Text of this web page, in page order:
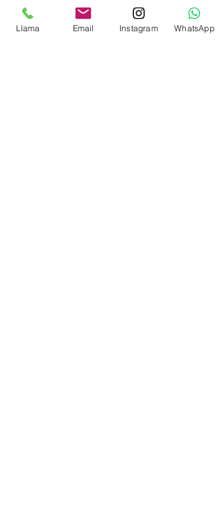
Llama Email Instagram WhatsApp